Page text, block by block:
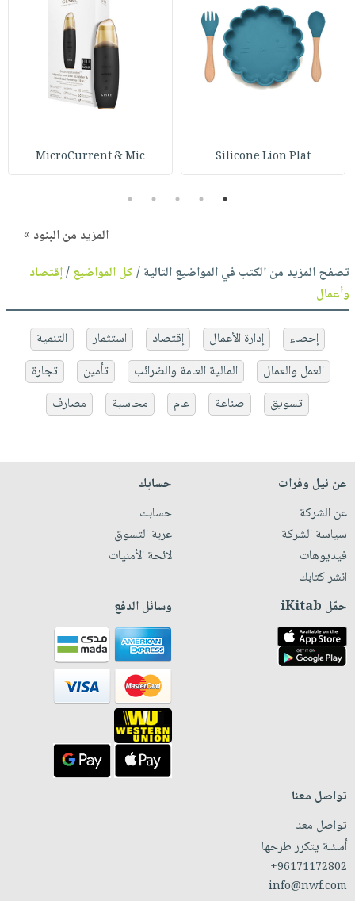
Silicone Lion Plat
MicroCurrent & Mic
1
2
3
4
5
المزيد من البنود »
تصفح المزيد من الكتب في المواضيع التالية /كل المواضيع/إقتصاد
وأعمال
إحصاء إدارة الأعمال إقتصاد استثمار
التنمية
العمل والعمال
المالية العامة والضرائب تأمين
تجارة
تسويق
صناعة عام محاسبة مصارف
عن نيل وفرات
عن الشركة
سياسة الشركة
فيديوهات
انشر كتابك
حسابك
حسابك
عربة التسوق
لائحة الأمنيات
حمّل iKitab وسائل الدفع
تواصل معنا
تواصل معنا
أسئلة يتكرر طرحها
+96171172802
info@nwf.com